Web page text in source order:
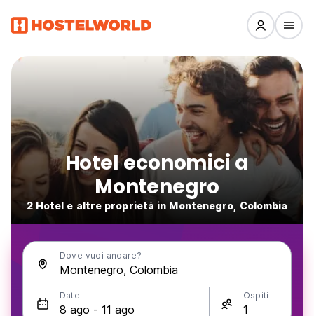
Hotel economici a
Montenegro
2 Hotel e altre proprietà in Montenegro, Colombia
Dove vuoi andare?
Date Ospiti